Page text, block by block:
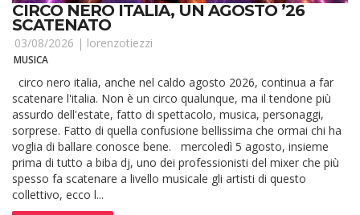
CIRCO NERO ITALIA, UN AGOSTO ’26
SCATENATO
03/08/2026 | lorenzotiezzi
MUSICA
circo nero italia, anche nel caldo agosto 2026, continua a far
scatenare l'italia. Non è un circo qualunque, ma il tendone più
assurdo dell'estate, fatto di spettacolo, musica, personaggi,
sorprese. Fatto di quella confusione bellissima che ormai chi ha
voglia di ballare conosce bene. mercoledì 5 agosto, insieme
prima di tutto a biba dj, uno dei professionisti del mixer che più
spesso fa scatenare a livello musicale gli artisti di questo
collettivo, ecco l...